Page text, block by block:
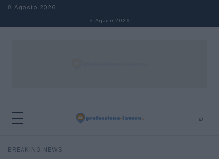
Salta al contenuto
8 Agosto 2026
8 Agosto 2026
⌕
Cerca
BREAKING NEWS